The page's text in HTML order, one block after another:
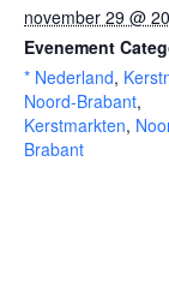
november 29 @
Evenement
* Nederland,
Noord-Brabant,
Kerstmarkten,
Brabant